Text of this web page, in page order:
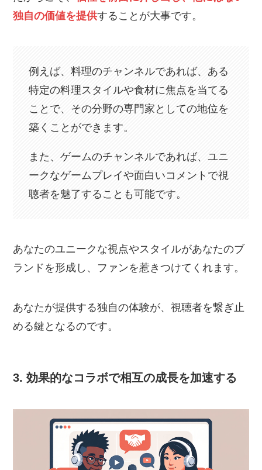
独自の価値を提供することが大事です。
例えば、料理のチャンネルであれば、ある
特定の料理スタイルや食材に焦点を当てる
ことで、その分野の専門家としての地位を
築くことができます。
また、ゲームのチャンネルであれば、ユニ
ークなゲームプレイや面白いコメントで視
聴者を魅了することも可能です。
あなたのユニークな視点やスタイルがあなたのブ
ランドを形成し、ファンを惹きつけてくれます。
あなたが提供する独自の体験が、視聴者を繋ぎ止
める鍵となるのです。
3. 効果的なコラボで相互の成長を加速する